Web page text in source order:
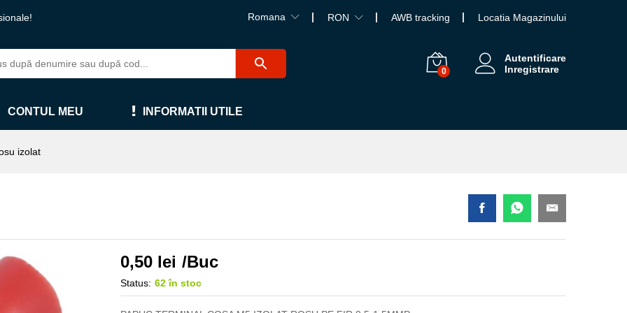
Romana RON AWB tracking Locatia Magazinului
0
Autentificare
Inregistrare
CONTUL MEU INFORMATII UTILE
izolat
0,50 lei /Buc
Status: 62 în stoc